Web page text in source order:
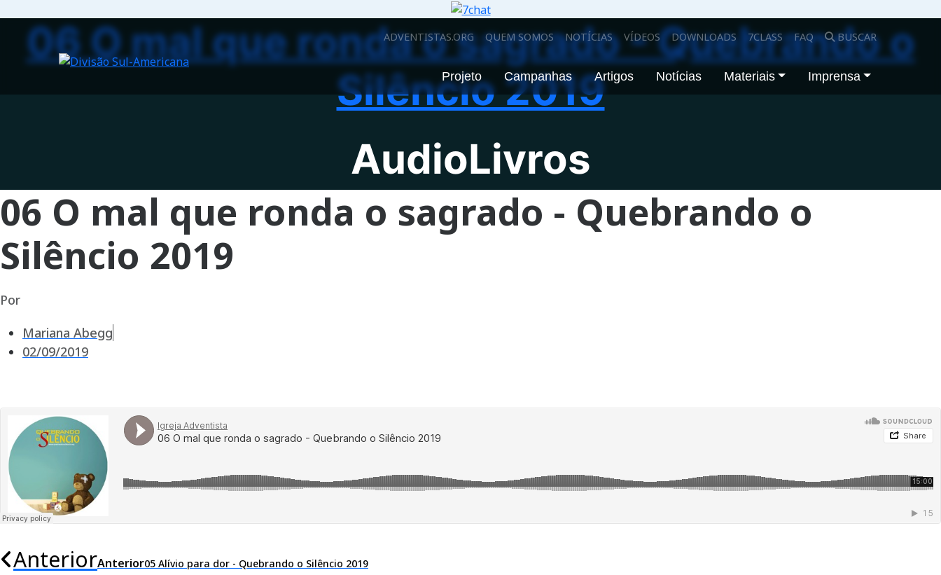
ADVENTISTAS.ORG QUEM SOMOS NOTÍCIAS VÍDEOS DOWNLOADS 7CLASS FAQ BUSCAR
Projeto Campanhas Artigos Notícias Materiais Imprensa
06 O mal que ronda o sagrado - Quebrando o
Silêncio 2019
AudioLivros
06 O mal que ronda o sagrado - Quebrando o
Silêncio 2019
Por
Mariana Abegg
02/09/2019
AnteriorAnterior05 Alívio para dor - Quebrando o Silêncio 2019